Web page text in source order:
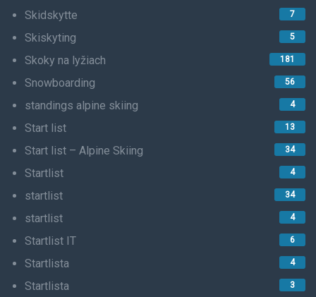
Skidskytte 7
Skiskyting 5
Skoky na lyžiach 181
Snowboarding 56
standings alpine skiing 4
Start list 13
Start list – Alpine Skiing 34
Startlist 4
startlist 34
startlist 4
Startlist IT 6
Startlista 4
Startlista 3